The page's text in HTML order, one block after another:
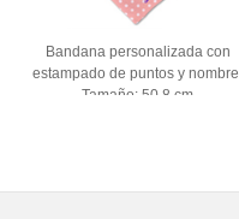
Bandana personalizada con
estampado de puntos y nombre,
Tamaño: 50.8 cm